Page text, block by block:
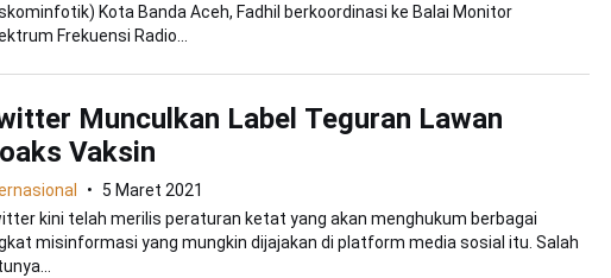
Kota Banda Aceh, Fadhil berkoordinasi ke Balai Monitor
Frekuensi Radio...
Munculkan Label Teguran Lawan
Vaksin
5 Maret 2021
kini telah merilis peraturan ketat yang akan menghukum berbagai
misinformasi yang mungkin dijajakan di platform media sosial itu. Salah